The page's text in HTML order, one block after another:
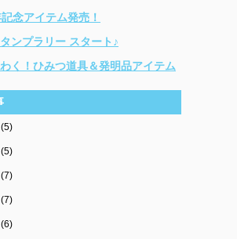
念アイテム発売！
ンプラリー スタート♪
く！ひみつ道具＆発明品アイテム
(5)
(5)
(7)
(7)
(6)